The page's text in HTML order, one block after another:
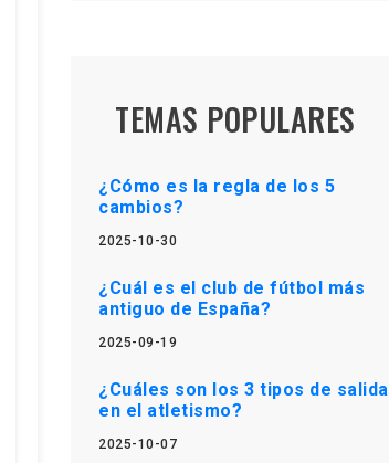
TEMAS POPULARES
¿Cómo es la regla de los 5
cambios?
2025-10-30
¿Cuál es el club de fútbol más
antiguo de España?
2025-09-19
¿Cuáles son los 3 tipos de salida
en el atletismo?
2025-10-07